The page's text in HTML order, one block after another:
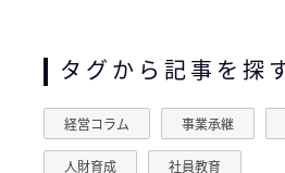
タグから記事を探
経営コラム 事業承継
人財育成 社員教育